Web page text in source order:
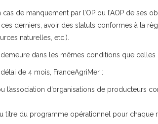
de manquement par l’OP ou l’AOP de ses
derniers, avoir des statuts conformes à la
naturelles, etc.).
demeure dans les mêmes conditions que celles
de 4 mois, FranceAgriMer :
l’association d’organisations de producteurs
titre du programme opérationnel pour